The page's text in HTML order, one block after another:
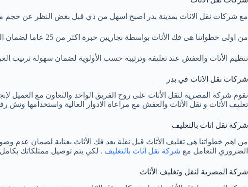
مع شركات نقل الاثاث بمدينة بدر اصبح اسهل من ذي قبل بغض النظر عن حجم
من اولى خطواتنا هى فك الأثاث بواسطة نجاريين خبرة اكثر من 25 عاما لضمان الحفاظ على الأثاث المنقول و تركيبة بعد نقل الأثاث و وصوله الى المكان المراد باحترافية عالية بدون اى تلفيات.
تنظيم الأثاث والعفش عند تغليفه وترتيبه حسب الأولوية لضمان سهولة ترتيب
شركات نقل الاثاث في بدر
تقوم شركة المصرية لنقل الأثاث على روح الفريق الواحد والتعاون مع
تغليف الأثاث و نقل الأثاث والعفش مع مراعاة الادوار العالية واستخدامها ونش
شركة نقل اثاث بالتغليف
من اهم خطواتنا هى تغليف الأثاث قبل نقلة بعد فك الأثاث بعناية لضمان
الضروري التعامل مع شركة نقل اثاث بالتغليف . لكي يتم توصيل ممتلكاتك بكامل
شركة المصرية لنقل وتغليف الأثاث